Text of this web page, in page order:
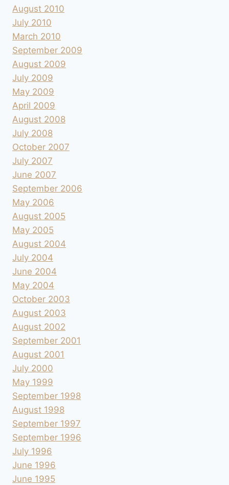
August 2010
July 2010
March 2010
September 2009
August 2009
July 2009
May 2009
April 2009
August 2008
July 2008
October 2007
July 2007
June 2007
September 2006
May 2006
August 2005
May 2005
August 2004
July 2004
June 2004
May 2004
October 2003
August 2003
August 2002
September 2001
August 2001
July 2000
May 1999
September 1998
August 1998
September 1997
September 1996
July 1996
June 1996
June 1995